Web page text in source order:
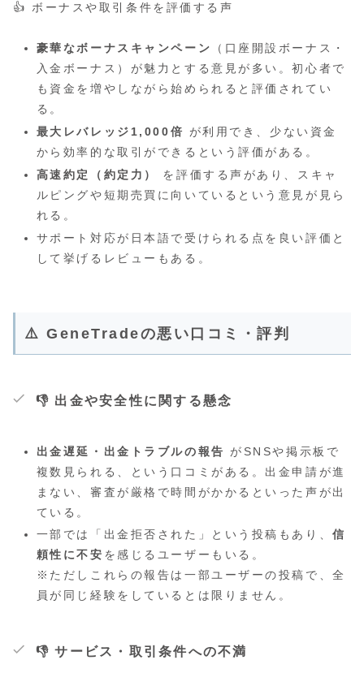
👍 ボーナスや取引条件を評価する声
豪華なボーナスキャンペーン
（口座開設ボーナス・
入金ボーナス）が魅力とする意見が多い。初心者で
も資金を増やしながら始められると評価されてい
る。
最大レバレッジ1,000倍
が利用でき、少ない資金
から効率的な取引ができるという評価がある。
高速約定（約定力）
を評価する声があり、スキャ
ルピングや短期売買に向いているという意見が見ら
れる。
サポート対応が日本語で受けられる点を良い評価と
して挙げるレビューもある。
⚠️ GeneTradeの悪い口コミ・評判
👎 出金や安全性に関する懸念
出金遅延・出金トラブルの報告
がSNSや掲示板で
複数見られる、という口コミがある。出金申請が進
まない、審査が厳格で時間がかかるといった声が出
ている。
一部では「出金拒否された」という投稿もあり、信
頼性に不安 を感じるユーザーもいる。
※ただしこれらの報告は一部ユーザーの投稿で、全
員が同じ経験をしているとは限りません。
👎 サービス・取引条件への不満